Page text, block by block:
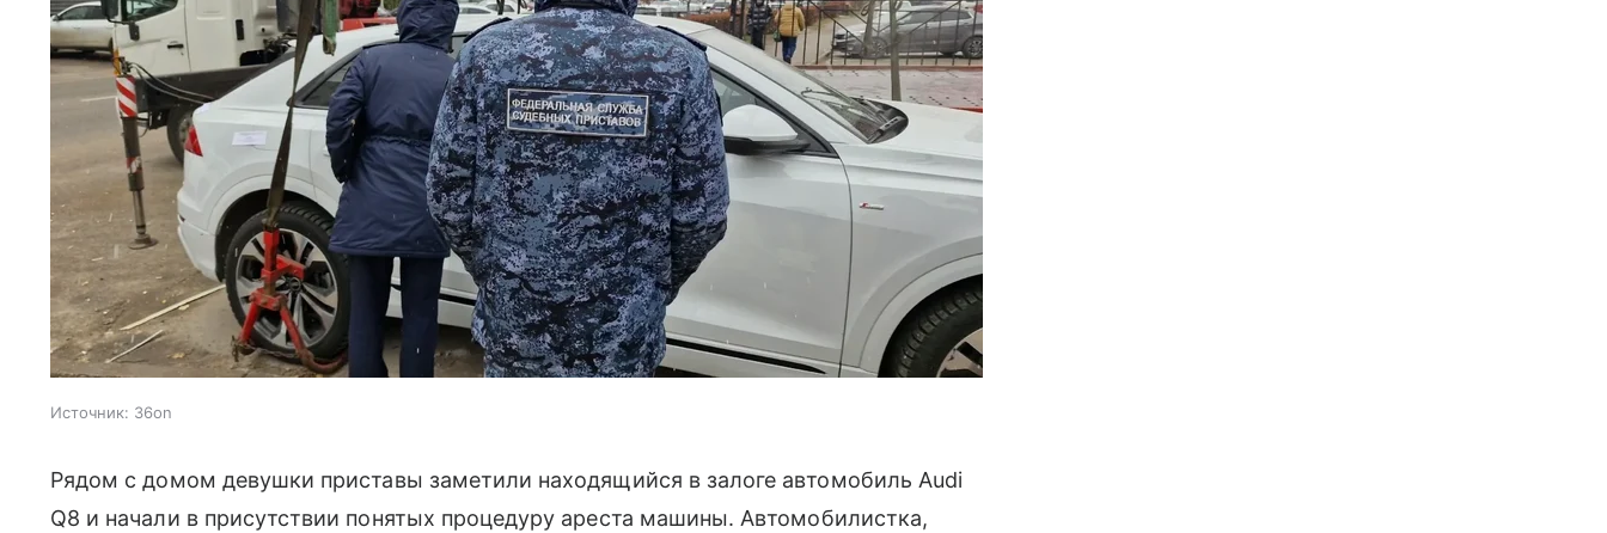
Источник: 36on
Рядом с домом девушки приставы заметили находящийся в залоге автомобиль Audi
Q8 и начали в присутствии понятых процедуру ареста машины. Автомобилистка,